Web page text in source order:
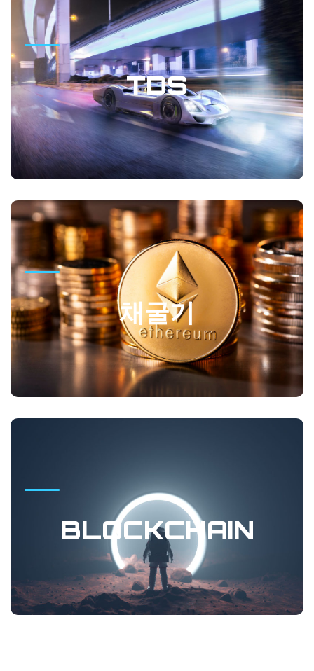
TDS
TDS
TDS는 자동차 디자인 미래 비전을 공유하는 네오코리아 커뮤
니티 입니다. 자동차 관련 정보 뿐만 아니라 유익한 생활 정보
도 얻을수 있는 곳입니다.
GO
채굴기
채굴기
네오코리아는 해외에서 암호화폐 채굴기를 수입 관리하고 있
습니다.
GO
BLOCKCHAIN
BLOCKCHAIN
네오코리아 코인 NKC를 통해 블록체인 비즈니스 생태계를
만들어 가고 있습니다.
GO